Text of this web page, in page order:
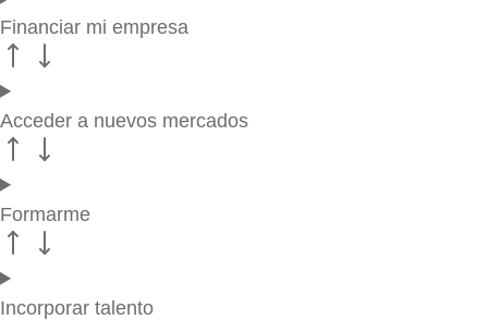
Financiar mi empresa
Acceder a nuevos mercados
Formarme
Incorporar talento